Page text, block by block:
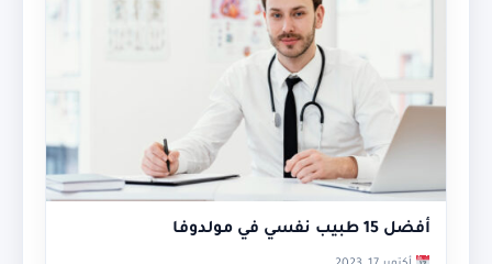
أفضل 15 طبيب نفسي في مولدوفا